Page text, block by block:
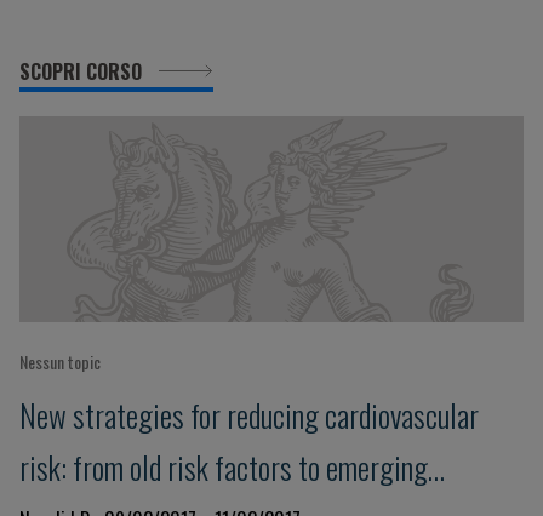
SCOPRI CORSO
Nessun topic
New strategies for reducing cardiovascular
risk: from old risk factors to emerging